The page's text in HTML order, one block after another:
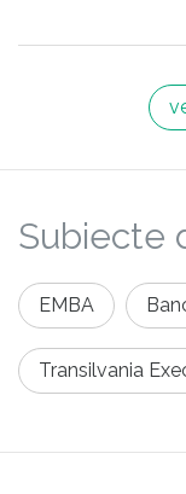
Subiecte
EMBA
Transilvania